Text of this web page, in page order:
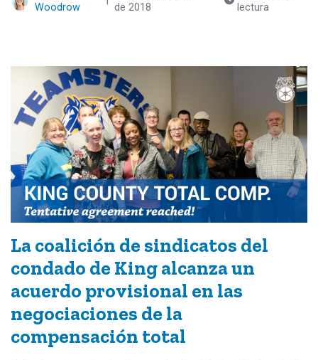
Woodrow
de 2018
lectura
La coalición de sindicatos del
condado de King alcanza un
acuerdo provisional en las
negociaciones de la
compensación total